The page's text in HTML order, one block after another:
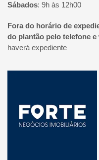
Sábados: 9h às 12h00
Fora do horário de
do plantão pelo telefone e
haverá expediente